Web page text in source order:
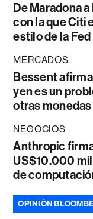
De Maradona
con la que Citi
estilo de la Fed
MERCADOS
Bessent
yen es un
otras monedas
NEGOCIOS
Anthropic
US$10.000
de
OPINIÓN